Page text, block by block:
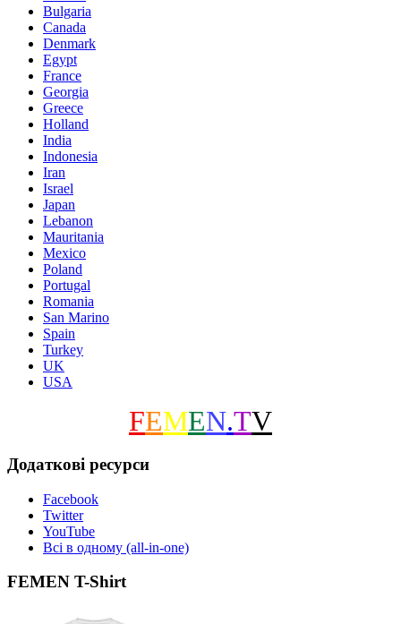
Bulgaria
Canada
Denmark
Egypt
France
Georgia
Greece
Holland
India
Indonesia
Iran
Israel
Japan
Lebanon
Mauritania
Mexico
Poland
Portugal
Romania
San Marino
Spain
Turkey
UK
USA
FEMEN.TV
Додаткові ресурси
Facebook
Twitter
YouTube
Всі в одному (all-in-one)
FEMEN T-Shirt